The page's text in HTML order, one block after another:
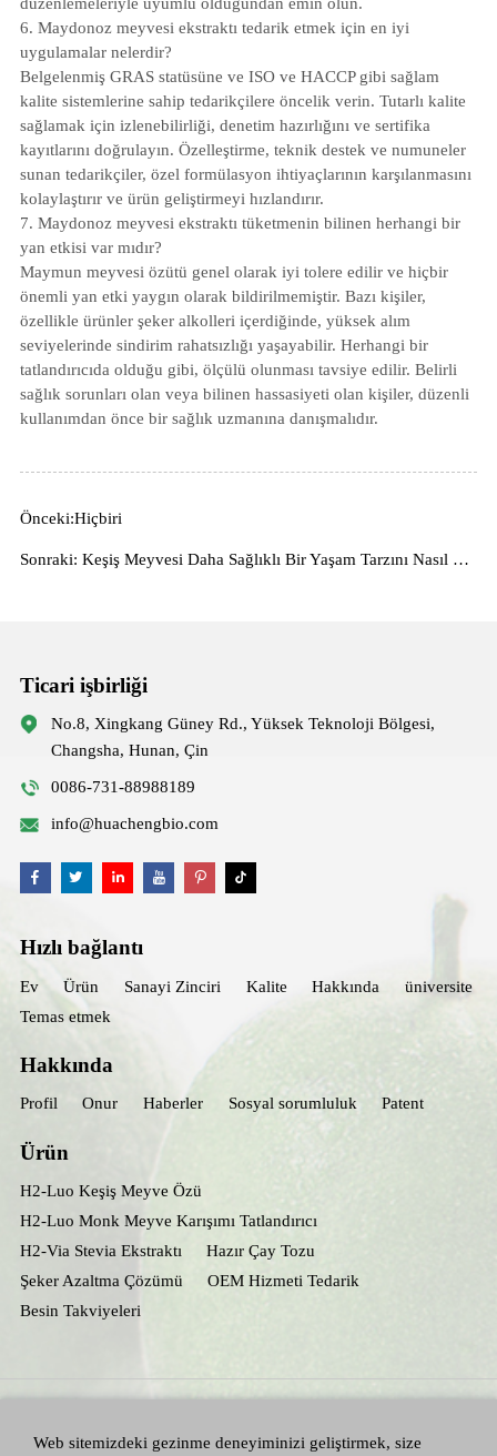
6. Maydonoz meyvesi ekstraktı tedarik etmek için en iyi
uygulamalar nelerdir?
Belgelenmiş GRAS statüsüne ve ISO ve HACCP gibi sağlam
kalite sistemlerine sahip tedarikçilere öncelik verin. Tutarlı kalite
sağlamak için izlenebilirliği, denetim hazırlığını ve sertifika
kayıtlarını doğrulayın. Özelleştirme, teknik destek ve numuneler
sunan tedarikçiler, özel formülasyon ihtiyaçlarının karşılanmasını
kolaylaştırır ve ürün geliştirmeyi hızlandırır.
7. Maydonoz meyvesi ekstraktı tüketmenin bilinen herhangi bir
yan etkisi var mıdır?
Maymun meyvesi özütü genel olarak iyi tolere edilir ve hiçbir
önemli yan etki yaygın olarak bildirilmemiştir. Bazı kişiler,
özellikle ürünler şeker alkolleri içerdiğinde, yüksek alım
seviyelerinde sindirim rahatsızlığı yaşayabilir. Herhangi bir
tatlandırıcıda olduğu gibi, ölçülü olunması tavsiye edilir. Belirli
sağlık sorunları olan veya bilinen hassasiyeti olan kişiler, düzenli
kullanımdan önce bir sağlık uzmanına danışmalıdır.
Önceki:Hiçbiri
Sonraki: Keşiş Meyvesi Daha Sağlıklı Bir Yaşam Tarzını Nasıl Destekler: Faydaları, Kullanımları ve Formülasyon Rehberi
Ticari işbirliği
No.8, Xingkang Güney Rd., Yüksek Teknoloji Bölgesi,
Changsha, Hunan, Çin
0086-731-88988189
info@huachengbio.com
Hızlı bağlantı
Ev Ürün Sanayi Zinciri Kalite Hakkında
üniversite
Temas etmek
Hakkında
Profil Onur Haberler Sosyal sorumluluk Patent
Ürün
H2-Luo Keşiş Meyve Özü
H2-Luo Monk Meyve Karışımı Tatlandırıcı
H2-Via Stevia Ekstraktı
Hazır Çay Tozu
Şeker Azaltma Çözümü
OEM Hizmeti Tedarik
Besin Takviyeleri
Web sitemizdeki gezinme deneyiminizi geliştirmek, size